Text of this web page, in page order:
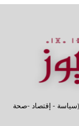
- إقتصاد -صحة